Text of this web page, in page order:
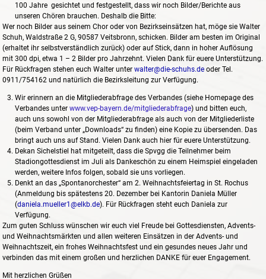
100 Jahre gesichtet und festgestellt, dass wir noch Bilder/Berichte aus
unseren Chören brauchen. Deshalb die Bitte:
Wer noch Bilder aus seinem Chor oder von Bezirkseinsätzen hat, möge sie Walter
Schuh, Waldstraße 2 G, 90587 Veitsbronn, schicken. Bilder am besten im Original
(erhaltet ihr selbstverständlich zurück) oder auf Stick, dann in hoher Auflösung
mit 300 dpi, etwa 1 – 2 Bilder pro Jahrzehnt. Vielen Dank für euere Unterstützung.
Für Rückfragen stehen euch Walter unterwalter@die-schuhs.de oder Tel.
0911/754162 und natürlich die Bezirksleitung zur Verfügung.
Wir erinnern an die Mitgliederabfrage des Verbandes (siehe Homepage des
Verbandes unterwww.vep-bayern.de/mitgliederabfrage)und bitten euch,
auch uns sowohl von der Mitgliederabfrage als auch von der Mitgliederliste
(beim Verband unter „Downloads“ zu finden) eine Kopie zu übersenden. Das
bringt auch uns auf Stand. Vielen Dank auch hier für euere Unterstützung.
Dekan Sichelstiel hat mitgeteilt, dass die Spvgg die Teilnehmer beim
Stadiongottesdienst im Juli als Dankeschön zu einem Heimspiel eingeladen
werden, weitere Infos folgen, sobald sie uns vorliegen.
Denkt an das „Spontanorchester“ am 2. Weihnachtsfeiertag in St. Rochus
(Anmeldung bis spätestens 20. Dezember bei Kantorin Daniela Müller
(daniela.mueller1@elkb.de). Für Rückfragen steht euch Daniela zur
Verfügung.
Zum guten Schluss wünschen wir euch viel Freude bei Gottesdiensten, Advents-
und Weihnachtsmärkten und allen weiteren Einsätzen in der Advents- und
Weihnachtszeit, ein frohes Weihnachtsfest und ein gesundes neues Jahr und
verbinden das mit einem großen und herzlichen DANKE für euer Engagement.
Mit herzlichen Grüßen